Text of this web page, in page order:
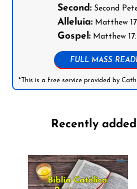
Second:Second
Alleluia:Matthew
Gospel:Matthew 17:
FULL MASS
*This is a free service provided by
Recently